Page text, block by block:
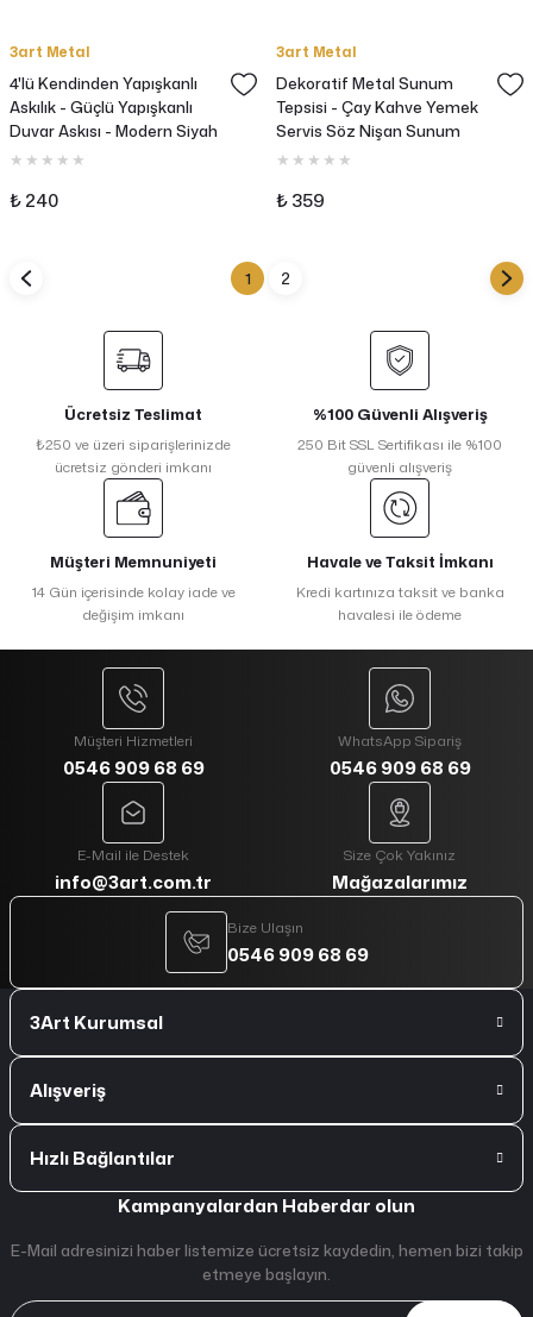
3art Metal
4'lü Kendinden Yapışkanlı
Askılık - Güçlü Yapışkanlı
Duvar Askısı - Modern Siyah
Askı
₺ 240
3art Metal
Dekoratif Metal Sunum
Tepsisi - Çay Kahve Yemek
Servis Söz Nişan Sunum
Tepsisi
₺ 359
1 2
Ücretsiz Teslimat
₺250 ve üzeri siparişlerinizde
ücretsiz gönderi imkanı
%100 Güvenli Alışveriş
250 Bit SSL Sertifikası ile %100
güvenli alışveriş
Müşteri Memnuniyeti
14 Gün içerisinde kolay iade ve
değişim imkanı
Havale ve Taksit İmkanı
Kredi kartınıza taksit ve banka
havalesi ile ödeme
Müşteri Hizmetleri
0546 909 68 69
WhatsApp Sipariş
0546 909 68 69
E-Mail ile Destek
info@3art.com.tr
Size Çok Yakınız
Mağazalarımız
Bize Ulaşın
0546 909 68 69
3Art Kurumsal
Alışveriş
Hızlı Bağlantılar
Kampanyalardan Haberdar olun
E-Mail adresinizi haber listemize ücretsiz kaydedin, hemen bizi takip
etmeye başlayın.